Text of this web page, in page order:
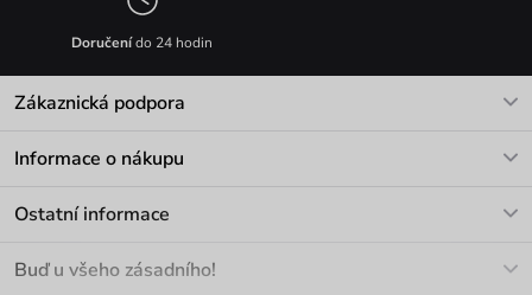
Doručenído 24 hodin
Zákaznická podpora
Informace o nákupu
Materiály a údržba
Ostatní informace
Buď u všeho zásadního!